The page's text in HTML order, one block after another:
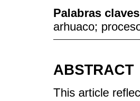
Palabras claves
arhuaco;
ABSTRACT
This article